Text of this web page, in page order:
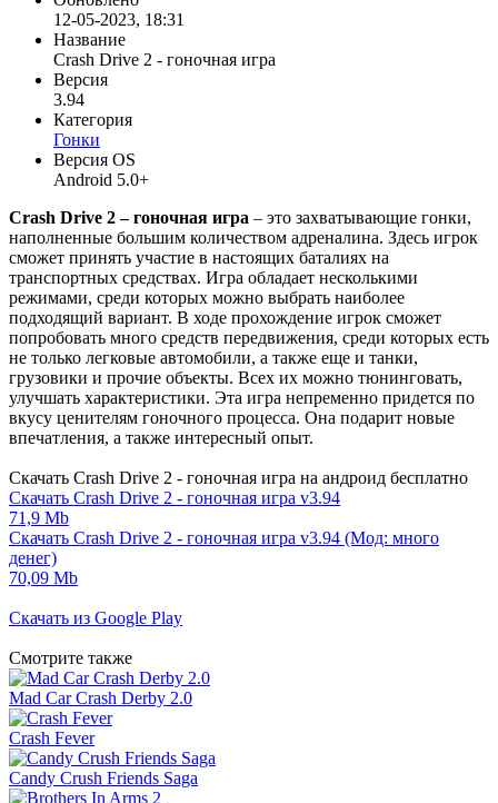
12-05-2023, 18:31
Название
Crash Drive 2 - гоночная игра
Версия
3.94
Категория
Гонки
Версия OS
Android 5.0+
Crash Drive 2 – гоночная игра – это захватывающие гонки,
наполненные большим количеством адреналина. Здесь игрок
сможет принять участие в настоящих баталиях на
транспортных средствах. Игра обладает несколькими
режимами, среди которых можно выбрать наиболее
подходящий вариант. В ходе прохождение игрок сможет
попробовать много средств передвижения, среди которых есть
не только легковые автомобили, а также еще и танки,
грузовики и прочие объекты. Всех их можно тюнинговать,
улучшать характеристики. Эта игра непременно придется по
вкусу ценителям гоночного процесса. Она подарит новые
впечатления, а также интересный опыт.
Скачать Crash Drive 2 - гоночная игра на андроид бесплатно
Скачать Crash Drive 2 - гоночная игра v3.94
71,9 Mb
Скачать Crash Drive 2 - гоночная игра v3.94 (Мод: много
денег)
70,09 Mb
Скачать из Google Play
Смотрите также
Mad Car Crash Derby 2.0
Crash Fever
Candy Crush Friends Saga